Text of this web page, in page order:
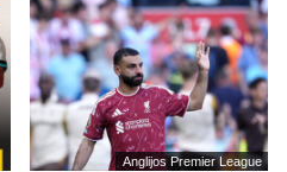
Anglijos Premier League